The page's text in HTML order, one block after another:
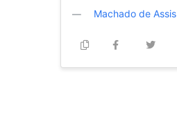
Machado de Assis